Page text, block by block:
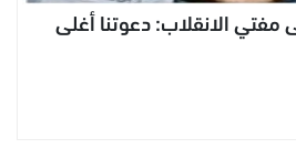
مفتي الانقلاب: دعوتنا أغلى